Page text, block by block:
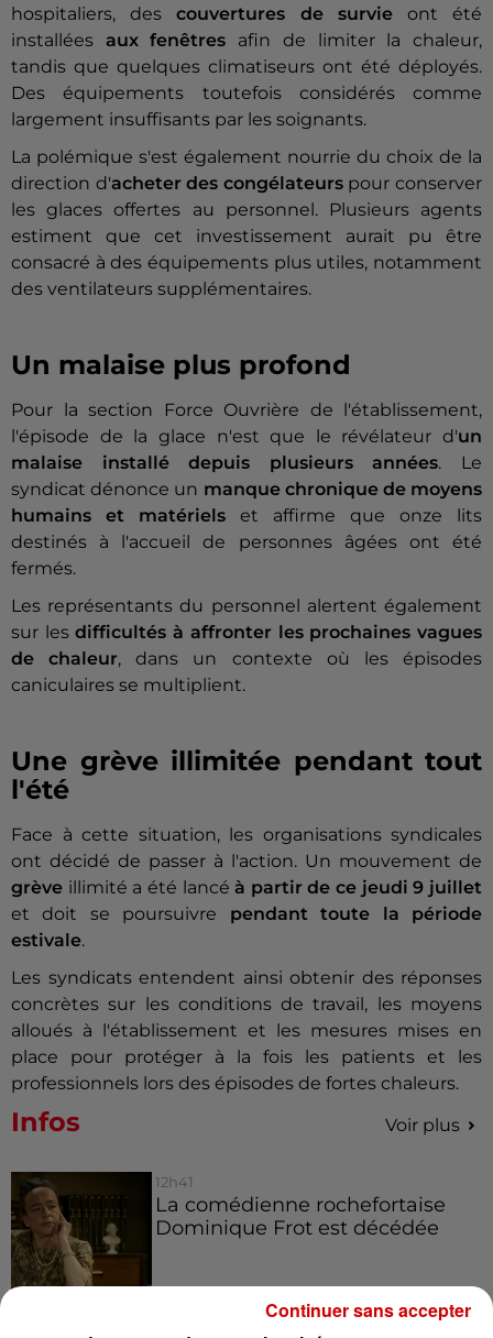
hospitaliers, descouvertures de survieont été
installées aux fenêtres afin de limiter la chaleur,
tandis que quelques climatiseurs ont été déployés.
Des équipements toutefois considérés comme
largement insuffisants par les soignants.
La polémique s'est également nourrie du choix de la
direction d'acheter des congélateurspour conserver
les glaces offertes au personnel. Plusieurs agents
estiment que cet investissement aurait pu être
consacré à des équipements plus utiles, notamment
des ventilateurs supplémentaires.
Un malaise plus profond
Pour la section Force Ouvrière de l'établissement,
l'épisode de la glace n'est que le révélateur d'un
malaise installé depuis plusieurs années. Le
syndicat dénonce un manque chronique de moyens
humains et matériels et affirme que onze lits
destinés à l'accueil de personnes âgées ont été
fermés.
Les représentants du personnel alertent également
sur lesdifficultés à affronter les prochaines vagues
de chaleur, dans un contexte où les épisodes
caniculaires se multiplient.
Une grève illimitée pendant tout
l'été
Face à cette situation, les organisations syndicales
ont décidé de passer à l'action. Un mouvement de
grève illimité a été lancéà partir de ce jeudi 9 juillet
et doit se poursuivre pendant toute la période
estivale.
Les syndicats entendent ainsi obtenir des réponses
concrètes sur les conditions de travail, les moyens
alloués à l'établissement et les mesures mises en
place pour protéger à la fois les patients et les
professionnels lors des épisodes de fortes chaleurs.
Infos Voir plus
12h41
La comédienne rochefortaise
Dominique Frot est décédée
Continuer sans accepter